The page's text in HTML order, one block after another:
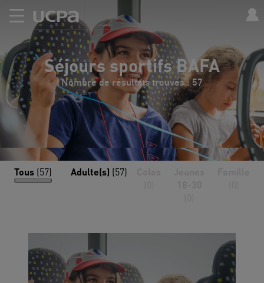
Séjours sportifs BAFA
Nombre de résultats trouvés : 57
Tous (57) Adulte(s) (57)